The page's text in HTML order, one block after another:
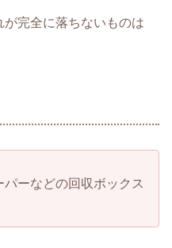
完全に落ちないものは
ーなどの回収ボックス